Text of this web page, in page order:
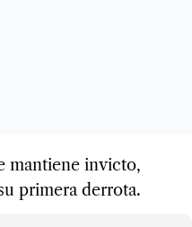
mantiene invicto,
primera derrota.